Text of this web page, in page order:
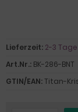
Lieferzeit: 2-3 Tage
Art.Nr.: BK-286-BNT
GTIN/EAN:Titan-